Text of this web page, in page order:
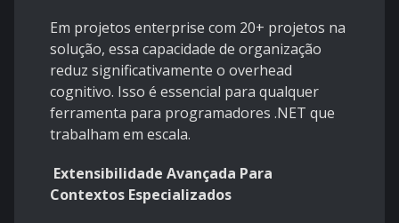
Em projetos enterprise com 20+ projetos na
solução, essa capacidade de organização
reduz significativamente o overhead
cognitivo. Isso é essencial para qualquer
ferramenta para programadores .NET que
trabalham em escala.
Extensibilidade Avançada Para
Contextos Especializados